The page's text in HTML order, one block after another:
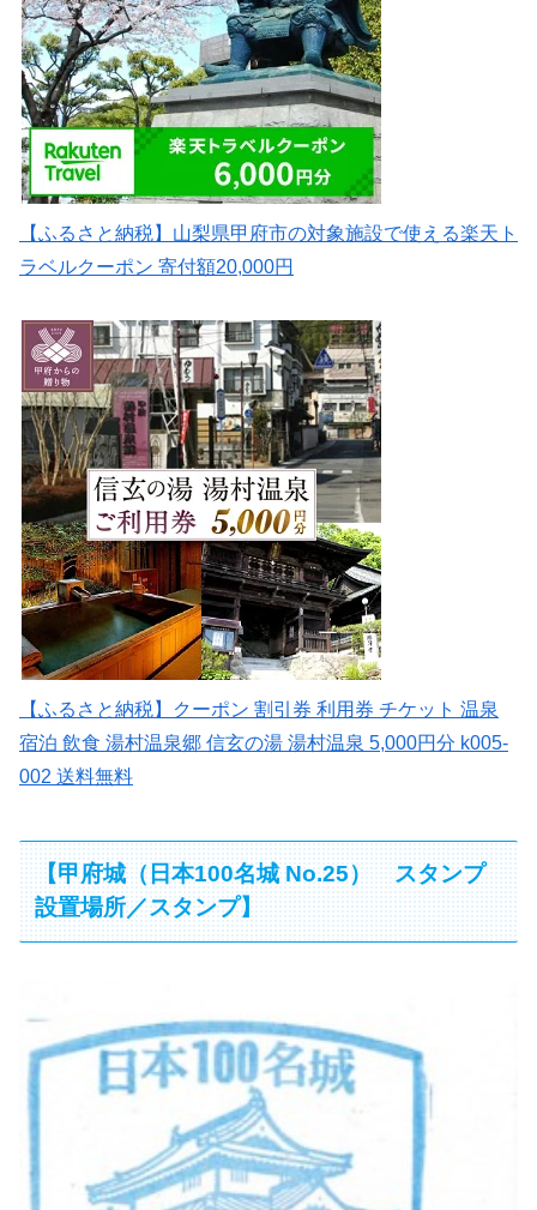
【ふるさと納税】山梨県甲府市の対象施設で使える楽天ト
ラベルクーポン 寄付額20,000円
【ふるさと納税】クーポン 割引券 利用券 チケット 温泉
宿泊 飲食 湯村温泉郷 信玄の湯 湯村温泉 5,000円分 k005-
002 送料無料
【甲府城（日本100名城 No.25） スタンプ
設置場所／スタンプ】